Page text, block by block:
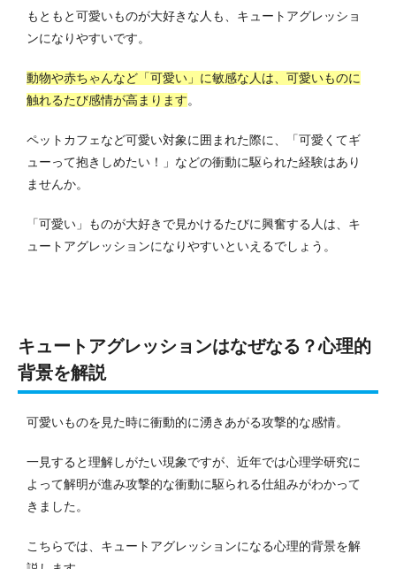
もともと可愛いものが大好きな人も、キュートアグレッショ
ンになりやすいです。
動物や赤ちゃんなど「可愛い」に敏感な人は、可愛いものに
触れるたび感情が高まります。
ペットカフェなど可愛い対象に囲まれた際に、「可愛くてギ
ューって抱きしめたい！」などの衝動に駆られた経験はあり
ませんか。
「可愛い」ものが大好きで見かけるたびに興奮する人は、キ
ュートアグレッションになりやすいといえるでしょう。
キュートアグレッションはなぜなる？心理的
背景を解説
可愛いものを見た時に衝動的に湧きあがる攻撃的な感情。
一見すると理解しがたい現象ですが、近年では心理学研究に
よって解明が進み攻撃的な衝動に駆られる仕組みがわかって
きました。
こちらでは、キュートアグレッションになる心理的背景を解